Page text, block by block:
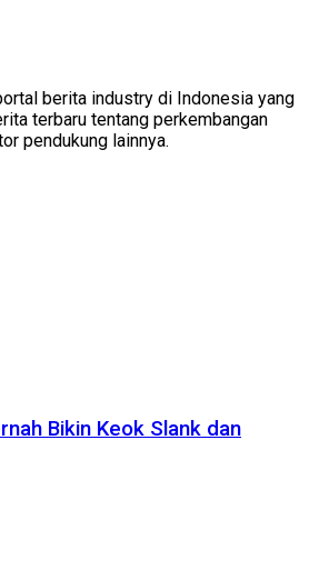
berita industry di Indonesia yang
terbaru tentang perkembangan
pendukung lainnya.
Bikin Keok Slank dan